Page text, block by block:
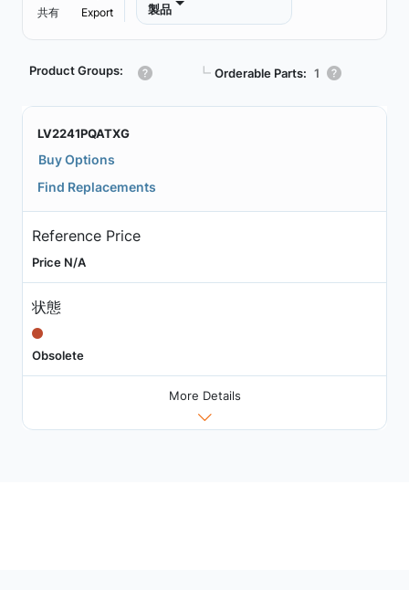
共有 Export 製品
Product Groups: ┗ Orderable Parts: 1
LV2241PQATXG
Buy Options
Find Replacements
Reference Price
Price N/A
状態
Obsolete
More Details